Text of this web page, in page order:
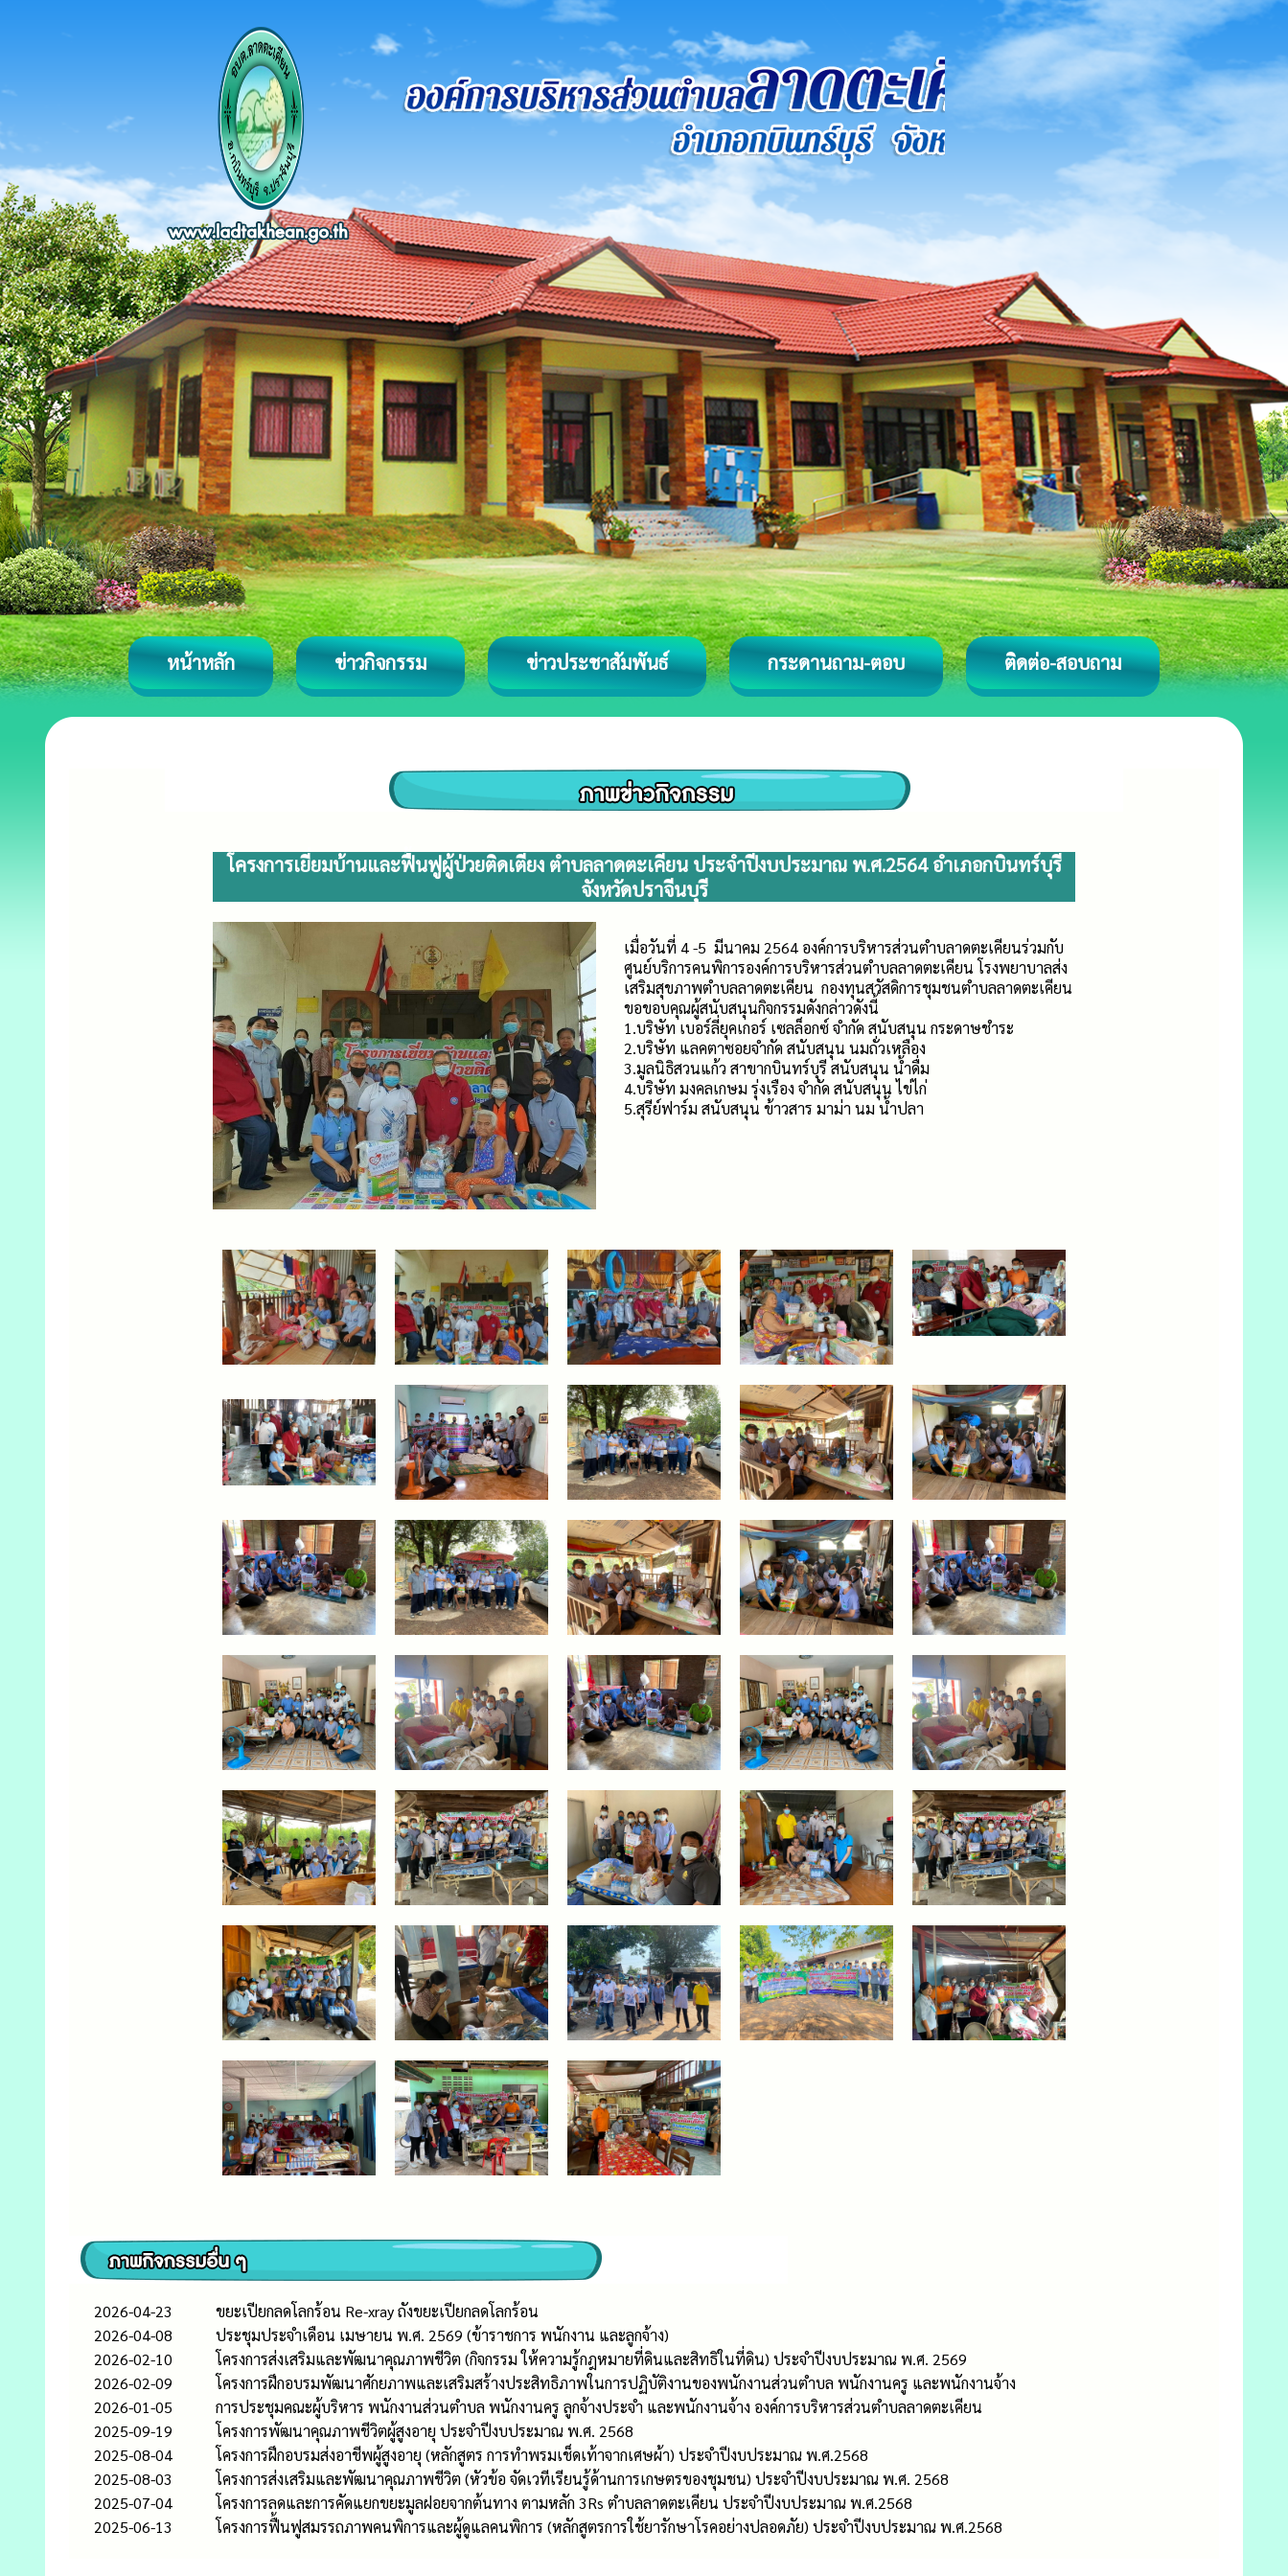
หน้าหลัก ข่าวกิจกรรม ข่าวประชาสัมพันธ์ กระดานถาม-ตอบ ติดต่อ-สอบถาม
โครงการเยี่ยมบ้านและฟื้นฟูผู้ป่วยติดเตียง ตำบลลาดตะเคียน ประจำปีงบประมาณ พ.ศ.2564 อำเภอกบินทร์บุรี
จังหวัดปราจีนบุรี
เมื่อวันที่ 4 -5 มีนาคม 2564 องค์การบริหารส่วนตำบลาดตะเคียนร่วมกับ
ศูนย์บริการคนพิการองค์การบริหารส่วนตำบลลาดตะเคียน โรงพยาบาลส่ง
เสริมสุขภาพตำบลลาดตะเคียน กองทุนสวัสดิการชุมชนตำบลลาดตะเคียน
ขอขอบคุณผู้สนับสนุนกิจกรรมดังกล่าวดังนี้
1.บริษัท เบอร์ลี่ยุคเกอร์ เซลล็อกซ์ จำกัด สนับสนุน กระดาษชำระ
2.บริษัท แลคตาซอยจำกัด สนับสนุน นมถั่วเหลือง
3.มูลนิธิสวนแก้ว สาขากบินทร์บุรี สนับสนุน น้ำดื่ม
4.บริษัท มงคลเกษม รุ่งเรือง จำกัด สนับสนุน ไข่ไก่
5.สุรีย์ฟาร์ม สนับสนุน ข้าวสาร มาม่า นม น้ำปลา
2026-04-23
ขยะเปียกลดโลกร้อน Re-xray ถังขยะเปียกลดโลกร้อน
2026-04-08
ประชุมประจำเดือน เมษายน พ.ศ. 2569 (ข้าราชการ พนักงาน และลูกจ้าง)
2026-02-10
โครงการส่งเสริมและพัฒนาคุณภาพชีวิต (กิจกรรม ให้ความรู้กฎหมายที่ดินและสิทธิในที่ดิน) ประจำปีงบประมาณ พ.ศ. 2569
2026-02-09
โครงการฝึกอบรมพัฒนาศักยภาพและเสริมสร้างประสิทธิภาพในการปฏิบัติงานของพนักงานส่วนตำบล พนักงานครู และพนักงานจ้าง
2026-01-05
การประชุมคณะผู้บริหาร พนักงานส่วนตำบล พนักงานครู ลูกจ้างประจำ และพนักงานจ้าง องค์การบริหารส่วนตำบลลาดตะเคียน
2025-09-19
โครงการพัฒนาคุณภาพชีวิตผู้สูงอายุ ประจำปีงบประมาณ พ.ศ. 2568
2025-08-04
โครงการฝึกอบรมส่งอาชีพผู้สูงอายุ (หลักสูตร การทำพรมเช็ดเท้าจากเศษผ้า) ประจำปีงบประมาณ พ.ศ.2568
2025-08-03
โครงการส่งเสริมและพัฒนาคุณภาพชีวิต (หัวข้อ จัดเวทีเรียนรู้ด้านการเกษตรของชุมชน) ประจำปีงบประมาณ พ.ศ. 2568
2025-07-04
โครงการลดและการคัดแยกขยะมูลฝอยจากต้นทาง ตามหลัก 3Rs ตำบลลาดตะเคียน ประจำปีงบประมาณ พ.ศ.2568
2025-06-13
โครงการฟื้นฟูสมรรถภาพคนพิการและผู้ดูแลคนพิการ (หลักสูตรการใช้ยารักษาโรคอย่างปลอดภัย) ประจำปีงบประมาณ พ.ศ.2568